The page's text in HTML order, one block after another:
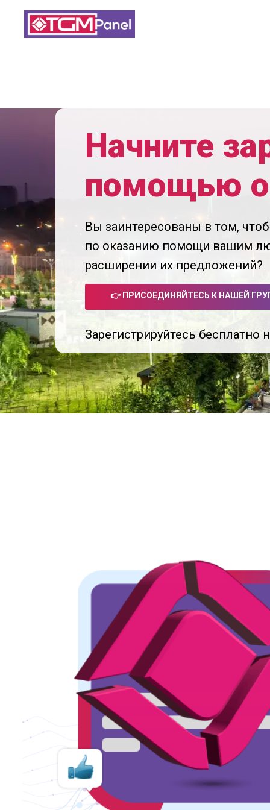
Начните
помощью
Вы заинтересованы в том,
по оказанию помощи вашим
расширении их предложений?
👉 ПРИСОЕДИНЯЙТЕСЬ К НАШЕЙ
Зарегистрируйтесь бесплатно